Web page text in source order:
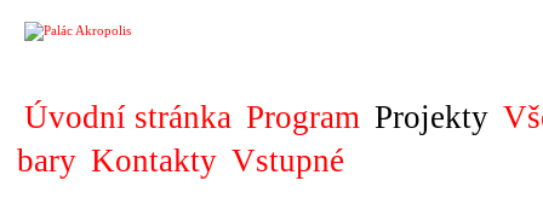
Úvodní stránka Program Projekty
bary Kontakty Vstupné